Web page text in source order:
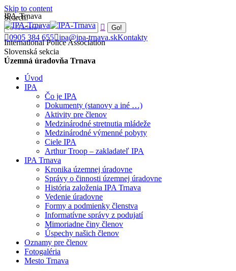
Skip to content
Search:
0905 384 655 ipa@ipa-trnava.skKontakty
IPA-Trnava
International Police Association
Slovenská sekcia
Územná úradovňa Trnava
Úvod
IPA
Čo je IPA
Dokumenty (stanovy a iné …)
Aktivity pre členov
Medzinárodné stretnutia mládeže
Medzinárodné výmenné pobyty
Ciele IPA
Arthur Troop – zakladateľ IPA
IPA Trnava
Kronika územnej úradovne
Správy o činnosti územnej úradovne
História založenia IPA Trnava
Vedenie úradovne
Formy a podmienky členstva
Informatívne správy z podujatí
Mimoriadne činy členov
Úspechy našich členov
Oznamy pre členov
Fotogaléria
Mesto Trnava